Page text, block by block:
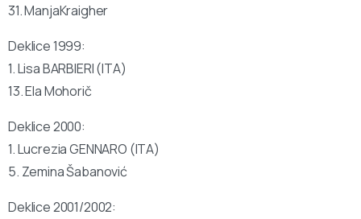
31. ManjaKraigher
Deklice 1999:
1. Lisa BARBIERI (ITA)
13. Ela Mohorič
Deklice 2000:
1. Lucrezia GENNARO (ITA)
5. Zemina Šabanović
Deklice 2001/2002: